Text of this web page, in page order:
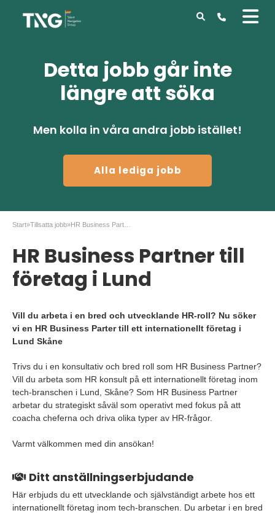
Detta jobb går inte
längre att söka
Men kolla in våra andra jobb istället!
Alla lediga jobb
Start»Tillsatta jobb»
HR Business Partner till
företag i Lund
Vill du arbeta i en bred och utvecklande HR-roll? Nu söker
vi en HR Business Parter till ett internationellt företag i
Lund Skåne
Trivs du i en konsultativ och bred roll som HR Business Partner?
Vill du arbeta som HR konsult på ett internationellt företag inom
tech-branschen i Lund, Skåne? Som HR Business Partner
arbetar du strategiskt såväl som operativt med fokus på att
coacha cheferna och driva olika typer av HR-frågor.
Varmt välkommen med din ansökan!
Ditt anställningserbjudande
Här erbjuds du ett utvecklande och självständigt arbete hos ett
internationellt företag inom tech-branschen. Du arbetar i en bred